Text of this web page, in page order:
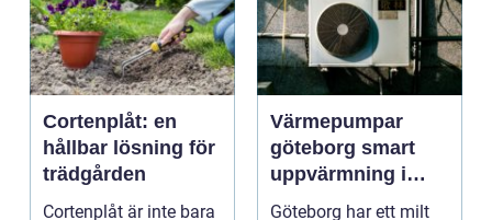
Cortenplåt: en
hållbar lösning för
trädgården
Cortenplåt är inte bara
Värmepumpar
göteborg smart
uppvärmning i
kustklimat
Göteborg har ett milt